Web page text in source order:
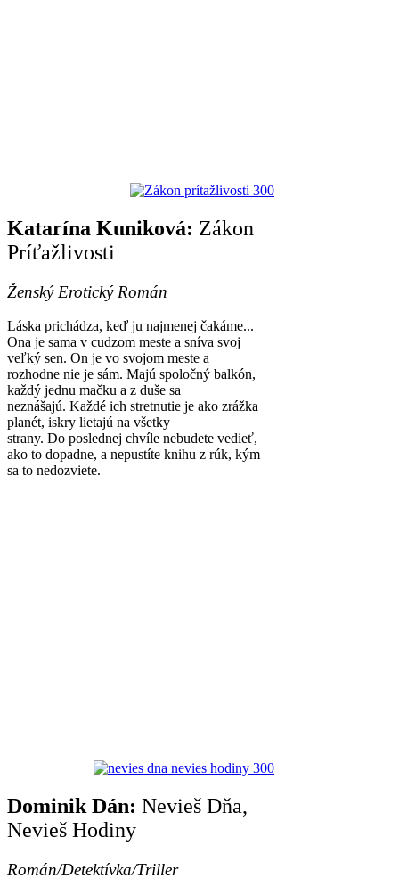
Katarína Kuniková: Zákon
Príťažlivosti
Ženský Erotický Román
Láska prichádza, keď ju najmenej čakáme...
Ona je sama v cudzom meste a sníva svoj
veľký sen. On je vo svojom meste a
rozhodne nie je sám. Majú spoločný balkón,
každý jednu mačku a z duše sa
neznášajú. Každé ich stretnutie je ako zrážka
planét, iskry lietajú na všetky
strany. Do poslednej chvíle nebudete vedieť,
ako to dopadne, a nepustíte knihu z rúk, kým
sa to nedozviete.
Dominik Dán: Nevieš Dňa,
Nevieš Hodiny
Román/Detektívka/Triller